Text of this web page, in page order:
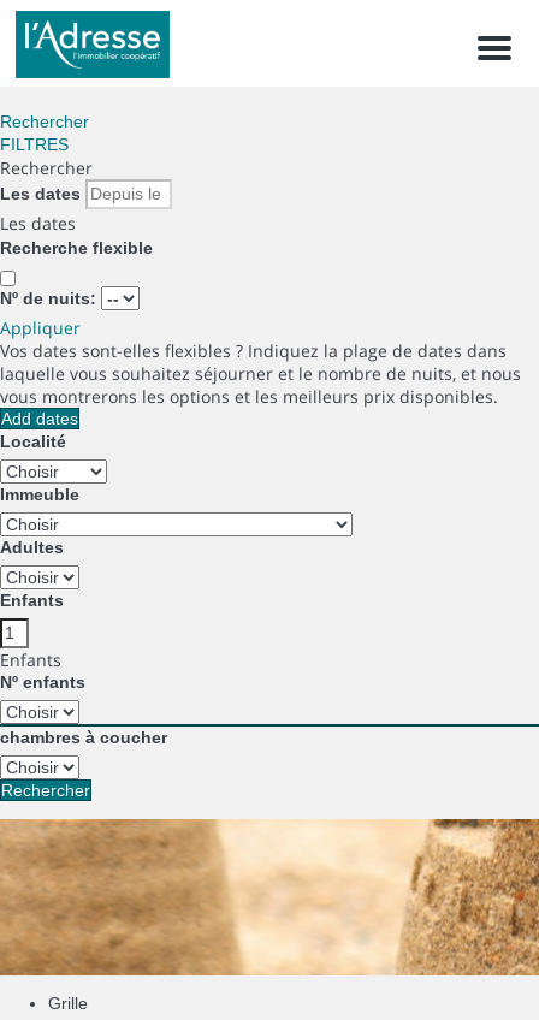
Menu
Rechercher
FILTRES
Rechercher
Les dates
Les dates
Recherche flexible
Nº de nuits:
Appliquer
Vos dates sont-elles flexibles ? Indiquez la plage de dates dans
laquelle vous souhaitez séjourner et le nombre de nuits, et nous
vous montrerons les options et les meilleurs prix disponibles.
Add dates
Localité
Immeuble
Adultes
Enfants
Enfants
Nº enfants
chambres à coucher
Rechercher
Grille